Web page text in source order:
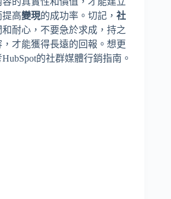
高變現的成功率。切記， 社
和耐心，不要急於求成，持之
才能獲得長遠的回報。想更
的社群媒體行銷指南。